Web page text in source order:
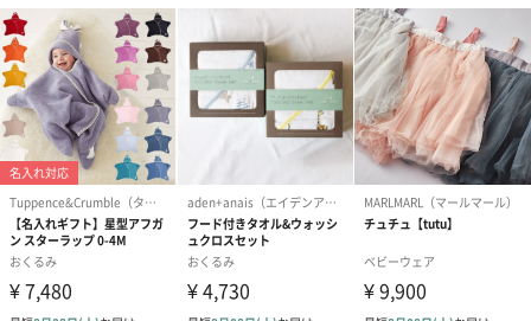
コットン巾着 【誕生
日】（グレー）M（550
円）
コットン巾着 【誕生
日】（スモーキーピン
ク）M（550円）
コットン巾着